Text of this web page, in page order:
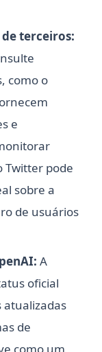
terceiros:
como o
e
Twitter pode
sobre a
de usuários
A
oficial
atualizadas
de